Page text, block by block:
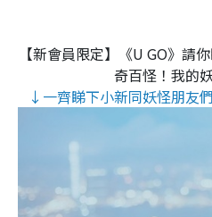
【新會員限定】《U GO》請
奇百怪！我的
↓一齊睇下小新同妖怪朋友